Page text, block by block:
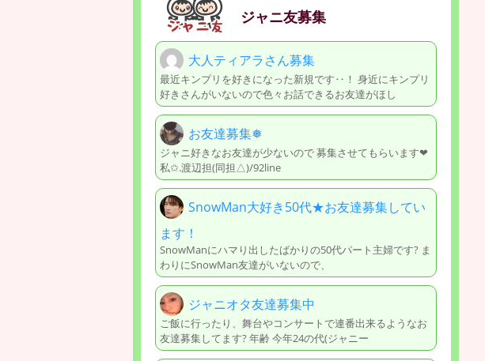
ジャニ友募集
大人ティアラさん募集
最近キンプリを好きになった新規です‥！ 身近にキンプリ
好きさんがいないので色々お話できるお友達がほし
お友達募集❅
ジャニ好きなお友達が少ないので 募集させてもらいます‪‪❤︎‬
私✩.渡辺担(同担△)/92line
SnowMan大好き50代★お友達募集してい
ます！
SnowManにハマり出したばかりの50代パート主婦です? ま
わりにSnowMan友達がいないので、
ジャニオタ友達募集中
ご飯に行ったり、舞台やコンサートで連番出来るようなお
友達募集してます? 年齢 今年24の代(ジャニー